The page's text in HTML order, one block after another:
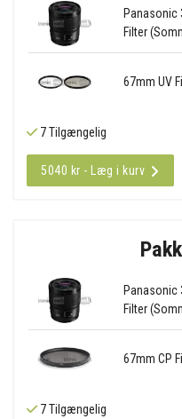
Panasonic
Filter
67mm UV
7 Tilgængelig
5040 kr - Læg i kurv
Panasonic
Filter
67mm CP
7 Tilgængelig